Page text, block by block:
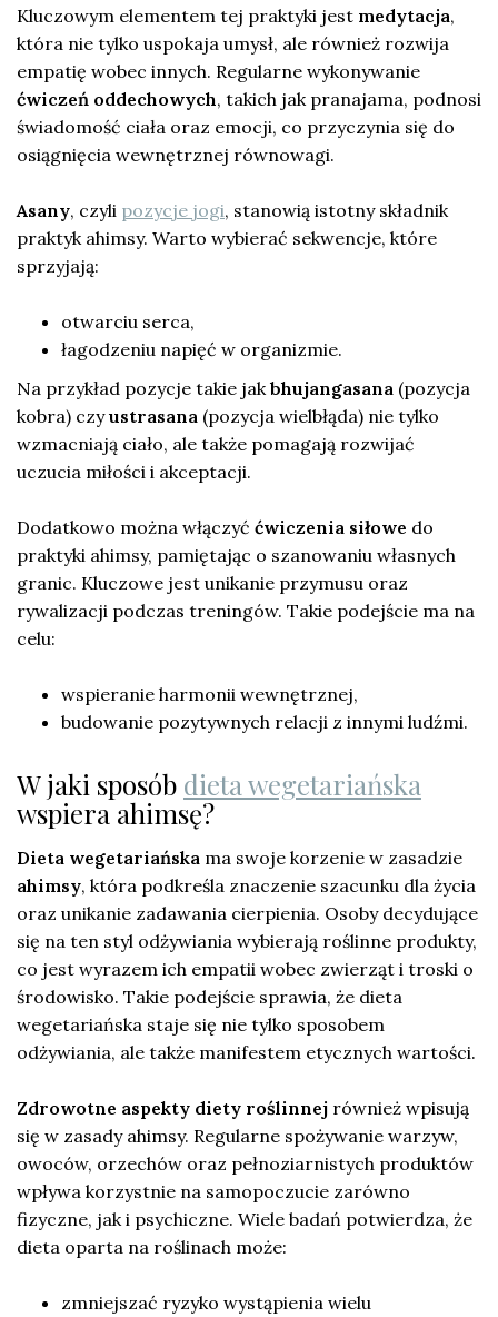
Kluczowym elementem tej praktyki jest medytacja,
która nie tylko uspokaja umysł, ale również rozwija
empatię wobec innych. Regularne wykonywanie
ćwiczeń oddechowych, takich jak pranajama, podnosi
świadomość ciała oraz emocji, co przyczynia się do
osiągnięcia wewnętrznej równowagi.
Asany, czyli pozycje jogi, stanowią istotny składnik
praktyk ahimsy. Warto wybierać sekwencje, które
sprzyjają:
otwarciu serca,
łagodzeniu napięć w organizmie.
Na przykład pozycje takie jak bhujangasana (pozycja
kobra) czyustrasana (pozycja wielbłąda) nie tylko
wzmacniają ciało, ale także pomagają rozwijać
uczucia miłości i akceptacji.
Dodatkowo można włączyć ćwiczenia siłowe do
praktyki ahimsy, pamiętając o szanowaniu własnych
granic. Kluczowe jest unikanie przymusu oraz
rywalizacji podczas treningów. Takie podejście ma na
celu:
wspieranie harmonii wewnętrznej,
budowanie pozytywnych relacji z innymi ludźmi.
W jaki sposób dieta wegetariańska
wspiera ahimsę?
Dieta wegetariańska ma swoje korzenie w zasadzie
ahimsy, która podkreśla znaczenie szacunku dla życia
oraz unikanie zadawania cierpienia. Osoby decydujące
się na ten styl odżywiania wybierają roślinne produkty,
co jest wyrazem ich empatii wobec zwierząt i troski o
środowisko. Takie podejście sprawia, że dieta
wegetariańska staje się nie tylko sposobem
odżywiania, ale także manifestem etycznych wartości.
Zdrowotne aspekty diety roślinnej również wpisują
się w zasady ahimsy. Regularne spożywanie warzyw,
owoców, orzechów oraz pełnoziarnistych produktów
wpływa korzystnie na samopoczucie zarówno
fizyczne, jak i psychiczne. Wiele badań potwierdza, że
dieta oparta na roślinach może:
zmniejszać ryzyko wystąpienia wielu